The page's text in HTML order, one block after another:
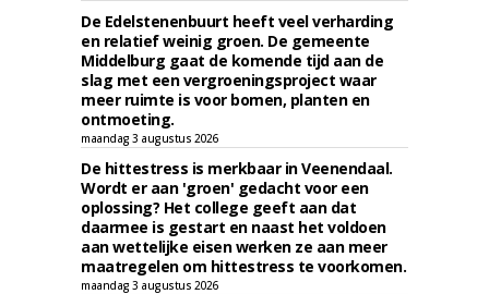
De Edelstenenbuurt heeft veel verharding
en relatief weinig groen. De gemeente
Middelburg gaat de komende tijd aan de
slag met een vergroeningsproject waar
meer ruimte is voor bomen, planten en
ontmoeting.
maandag 3 augustus 2026
De hittestress is merkbaar in Veenendaal.
Wordt er aan 'groen' gedacht voor een
oplossing? Het college geeft aan dat
daarmee is gestart en naast het voldoen
aan wettelijke eisen werken ze aan meer
maatregelen om hittestress te voorkomen.
maandag 3 augustus 2026